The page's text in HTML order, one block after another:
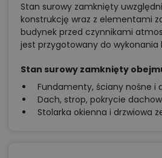
Stan surowy zamknięty
konstrukcję wraz z elementami
budynek przed czynnikami
jest przygotowany do wykonania
Stan surowy zamknięty
Fundamenty, ściany nośne i
Dach, strop, pokrycie
Stolarka okienna i drzwiowa